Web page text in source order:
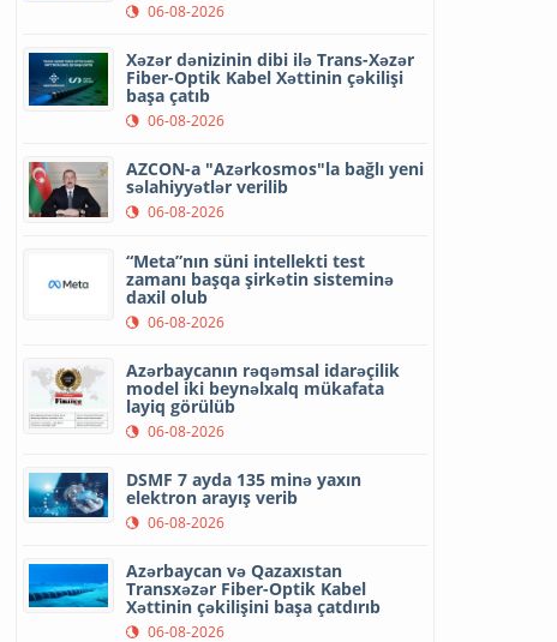
06-08-2026
Xəzər dənizinin dibi ilə Trans-Xəzər
Fiber-Optik Kabel Xəttinin çəkilişi
başa çatıb
06-08-2026
AZCON-a "Azərkosmos"la bağlı yeni
səlahiyyətlər verilib
06-08-2026
“Meta”nın süni intellekti test
zamanı başqa şirkətin sisteminə
daxil olub
06-08-2026
Azərbaycanın rəqəmsal idarəçilik
model iki beynəlxalq mükafata
layiq görülüb
06-08-2026
DSMF 7 ayda 135 minə yaxın
elektron arayış verib
06-08-2026
Azərbaycan və Qazaxıstan
Transxəzər Fiber-Optik Kabel
Xəttinin çəkilişini başa çatdırıb
06-08-2026